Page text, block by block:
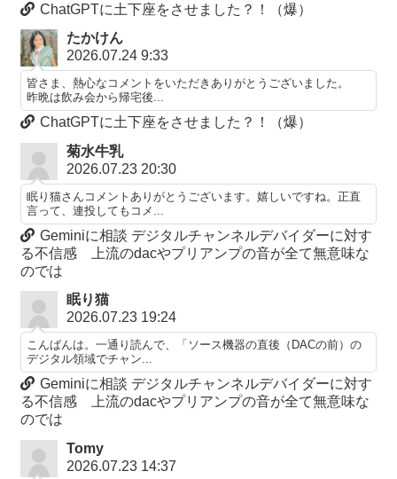
ChatGPTに土下座をさせました？！（爆）
たかけん
2026.07.24 9:33
皆さま、熱心なコメントをいただきありがとうございました。
昨晩は飲み会から帰宅後...
ChatGPTに土下座をさせました？！（爆）
菊水牛乳
2026.07.23 20:30
眠り猫さんコメントありがとうございます。嬉しいですね。正直
言って、連投してもコメ...
Geminiに相談 デジタルチャンネルデバイダーに対す
る不信感 上流のdacやプリアンプの音が全て無意味な
のでは
眠り猫
2026.07.23 19:24
こんばんは。一通り読んで、「ソース機器の直後（DACの前）の
デジタル領域でチャン...
Geminiに相談 デジタルチャンネルデバイダーに対す
る不信感 上流のdacやプリアンプの音が全て無意味な
のでは
Tomy
2026.07.23 14:37